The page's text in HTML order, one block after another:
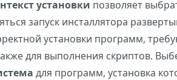
установки позволяет
запуск инсталлятора
установки программ,
для выполнения скриптов.
для программ, установка